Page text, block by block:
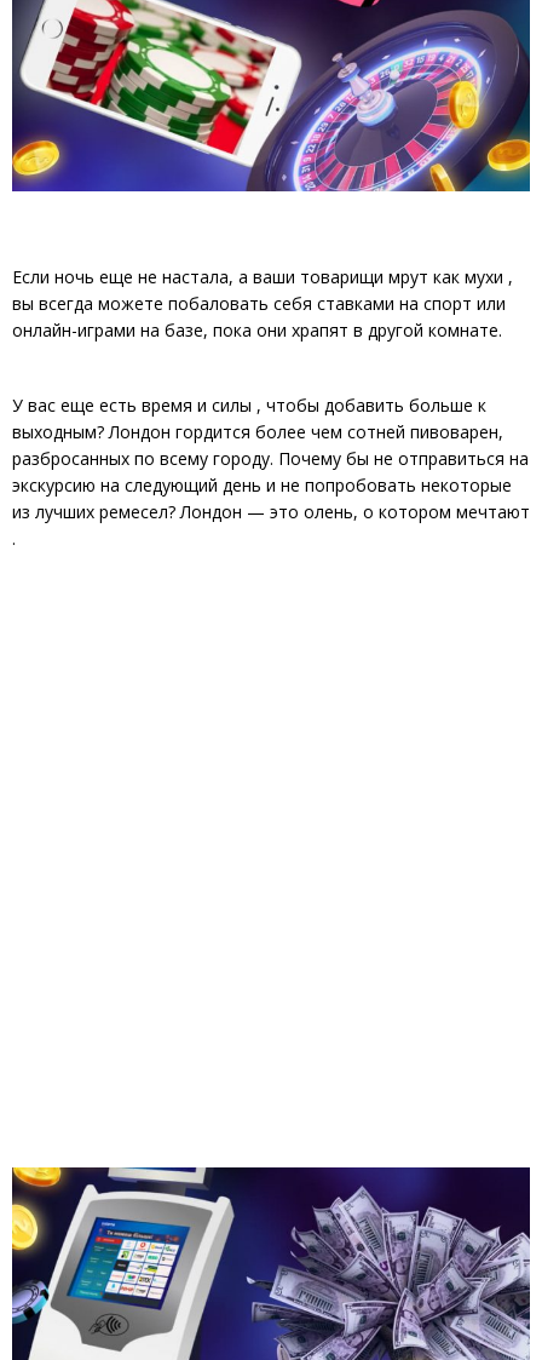
Если ночь еще не настала, а ваши товарищи мрут как мухи ,
вы всегда можете побаловать себя ставками на спорт или
онлайн-играми на базе, пока они храпят в другой комнате.
У вас еще есть время и силы , чтобы добавить больше к
выходным? Лондон гордится более чем сотней пивоварен,
разбросанных по всему городу. Почему бы не отправиться на
экскурсию на следующий день и не попробовать некоторые
из лучших ремесел? Лондон — это олень, о котором мечтают
.